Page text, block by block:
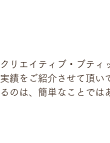
クリエイティブ・ブティ
実績をご紹介させて頂い
るのは、簡単なことでは